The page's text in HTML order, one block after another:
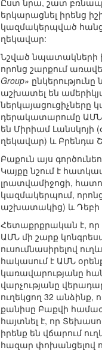
Ըստ նրա, շատ
երկարացնել իրենց
կազմակերպված
ղեկավար:
Նշված նպատակների
որոնց շարքում
Group»
աշխատել են
ներկայացուցիչները
դերակատարումը ԱՄՆ
են Միրիամ
ղեկավար) և Բրենդա
Բաքուն այս
Կայքը նշում է
լրատվամիջոցի,
կազմակերպում,
աշխատակից) և Դեբի
Հետաքրքրական է, որ
ԱՄՆ մի շարք
ուսումնասիրելով
հակասում է ԱՄՆ
կառավարությանը
վարչությանը
ուղեկցող 32 անձինք,
քանիսը Բաքվի
հայտնել է, որ
իրենք են վճարում
հազար փոխանցելով